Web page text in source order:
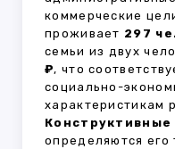
коммерческие
проживает 297
семьи из двух
₽, что
социально-
характеристикам
определяются его